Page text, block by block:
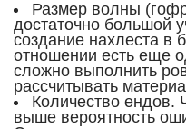
Размер волны
достаточно большой
создание нахлеста в
отношении есть еще
сложно выполнить
рассчитывать
Количество
выше вероятность